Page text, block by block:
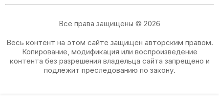
Все права защищены © 2026
Весь контент на этом сайте защищен авторским правом.
Копирование, модификация или воспроизведение
контента без разрешения владельца сайта запрещено и
подлежит преследованию по закону.